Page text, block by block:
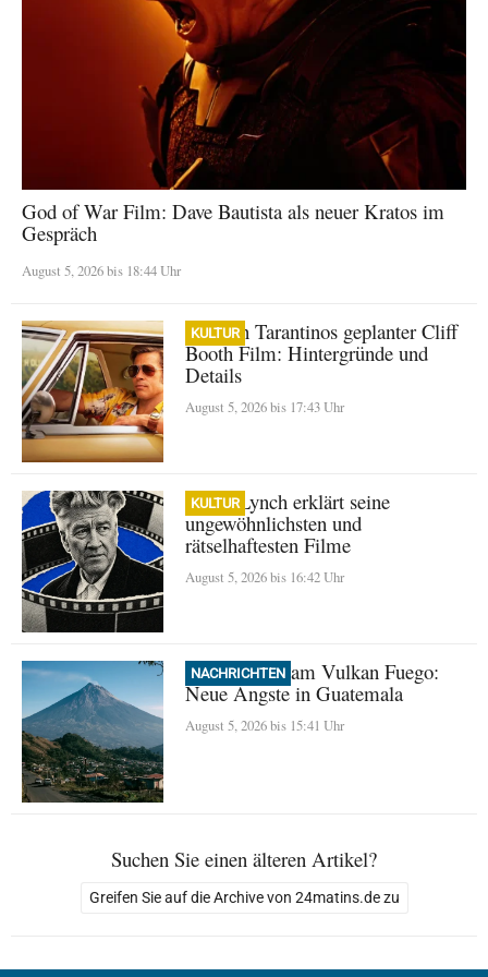
God of War Film: Dave Bautista als neuer Kratos im
Gespräch
August 5, 2026 bis 18:44 Uhr
KULTUR
Quentin Tarantinos geplanter Cliff
Booth Film: Hintergründe und
Details
August 5, 2026 bis 17:43 Uhr
KULTUR
David Lynch erklärt seine
ungewöhnlichsten und
rätselhaftesten Filme
August 5, 2026 bis 16:42 Uhr
NACHRICHTEN
Evakuierung am Vulkan Fuego:
Neue Ängste in Guatemala
August 5, 2026 bis 15:41 Uhr
Suchen Sie einen älteren Artikel?
Greifen Sie auf die Archive von 24matins.de zu